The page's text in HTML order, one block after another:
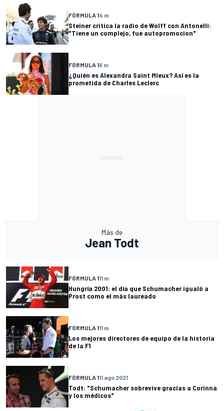
FÓRMULA 14 m
Steiner critica la radio de Wolff con Antonelli:
"Tiene un complejo, fue autopromocion"
FÓRMULA 19 m
¿Quién es Alexandra Saint Mleux? Así es la
prometida de Charles Leclerc
Más de
Jean Todt
FÓRMULA 111 m
Hungría 2001: el día que Schumacher igualó a
Prost como el más laureado
FÓRMULA 111 m
Los mejores directores de equipo de la historia
de la F1
FÓRMULA 111 ago 2021
Todt: "Schumacher sobrevive gracias a Corinna
y los médicos"